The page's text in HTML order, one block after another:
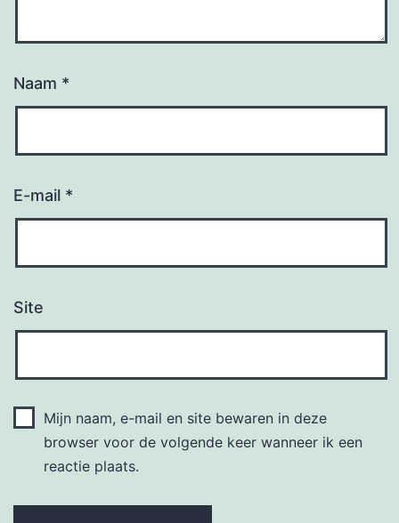
Naam *
E-mail *
Site
Mijn naam, e-mail en site bewaren in deze
browser voor de volgende keer wanneer ik een
reactie plaats.